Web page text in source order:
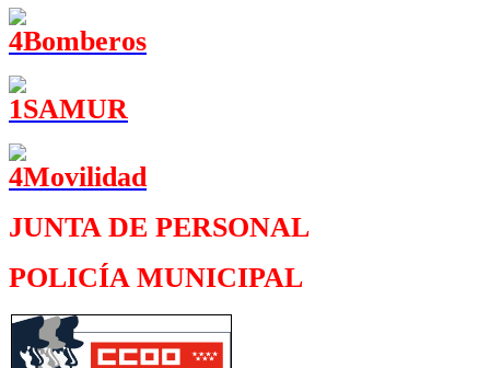
JUNTA DE PERSONAL
POLICÍA MUNICIPAL